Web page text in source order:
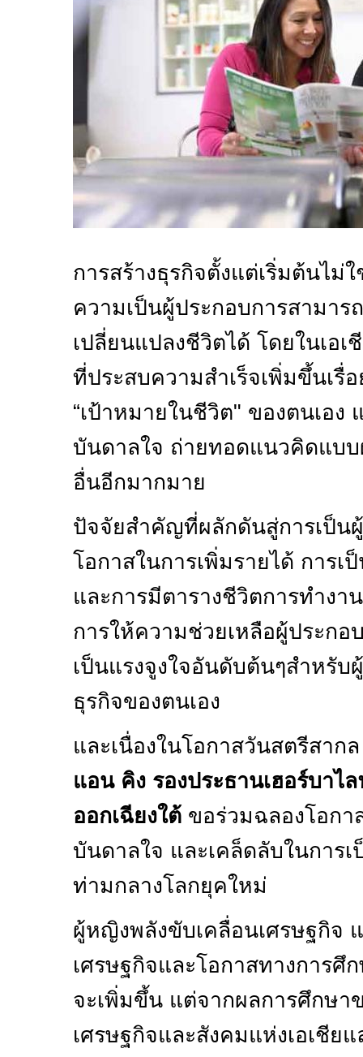
การสร้างธุรกิจตั้งแต่เริ่มต้นไม่
ความเป็นผู้ประกอบการสามาร
เปลี่ยนแปลงชีวิตได้ โดยในเอ
ที่ประสบความสำเร็จเพิ่มขึ้นเรื่
“เป้าหมายในชีวิต" ของตนเอง
บันดาลใจ ถ่ายทอดแนวคิดแบ
อื่นอีกมากมาย
ปัจจัยสำคัญที่ผลักดันสู่การเป็น
โอกาสในการเพิ่มรายได้ การเ
และการมีตารางชีวิตการทำง
การให้ความช่วยเหลือผู้ประก
เป็นแรงจูงใจอันดับต้นๆสำหรับ
ธุรกิจของตนเอง
และเนื่องในโอกาสวันสตรีสา
แอน คิง รองประธานเฮอร์บาไ
ออกเฉียงใต้ ขอร่วมฉลองโอกา
บันดาลใจ และเคล็ดลับในการ
ท่ามกลางโลกยุคใหม่
ผู้หญิงพลังขับเคลื่อนเศรษฐกิจ
เศรษฐกิจและโอกาสทางการศึ
จะเพิ่มขึ้น แต่จากผลการศึกษา
เศรษฐกิจและสังคมแห่งเอเชีย